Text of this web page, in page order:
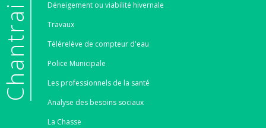
e
Déneigement ou viabilité hivernale
Travaux
Télérelève de compteur d'eau
Police Municipale
Les professionnels de la santé
Analyse des besoins sociaux
La Chasse